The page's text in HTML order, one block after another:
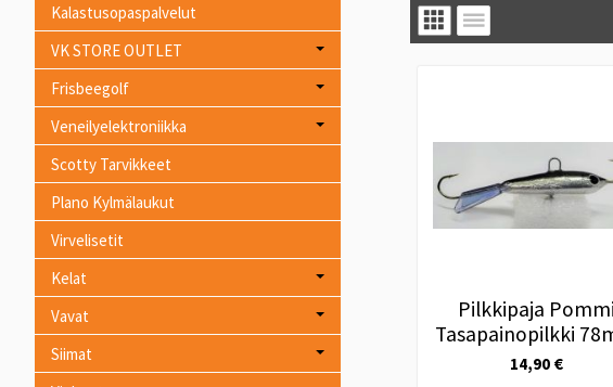
Pilkkipaja Pommi
Tasapainopilkki
#2 Foliomuikku
14,90 €
Kalastusopaspalvelut
VK STORE OUTLET
Frisbeegolf
Veneilyelektroniikka
Scotty Tarvikkeet
Plano Kylmälaukut
Virvelisetit
Kelat
Vavat
Siimat